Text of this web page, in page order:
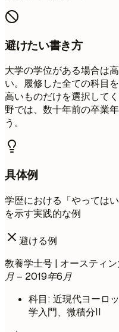
避けたい書き方
大学の学位がある場合は
い。履修した全ての科目
高いものだけを選択して
野では、数十年前の卒業
う。
具体例
学歴における「やっては
を示す実践的な例
避ける例
教養学士号 | オースティ
月 – 2019年6月
科目: 近現代ヨーロ
学入門、微積分II